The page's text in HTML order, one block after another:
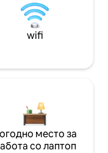
wifi
место за
со лаптоп